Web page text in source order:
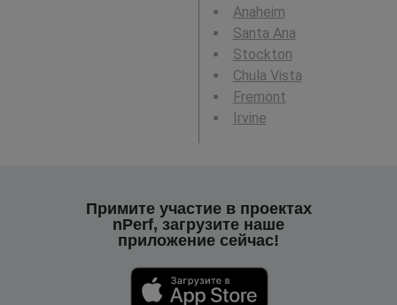
Anaheim
Santa Ana
Stockton
Chula Vista
Fremont
Irvine
Примите участие в проектах
nPerf, загрузите наше
приложение сейчас!